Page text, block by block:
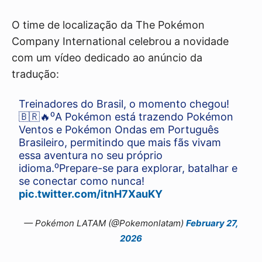
O time de localização da The Pokémon
Company International celebrou a novidade
com um vídeo dedicado ao anúncio da
tradução:
Treinadores do Brasil, o momento chegou!
🇧🇷🔥⁰A Pokémon está trazendo Pokémon
Ventos e Pokémon Ondas em Português
Brasileiro, permitindo que mais fãs vivam
essa aventura no seu próprio
idioma.⁰Prepare-se para explorar, batalhar e
se conectar como nunca!
pic.twitter.com/itnH7XauKY
— Pokémon LATAM (@Pokemonlatam) February 27,
2026